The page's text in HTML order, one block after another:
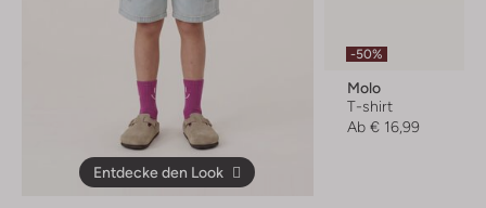
Entdecke den Look
-50%
Molo
T-shirt
Ab € 16,99